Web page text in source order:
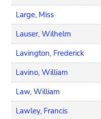
Large, Miss
Lauser, Wilhelm
Lavington, Frederick
Lavino, William
Law, William
Lawley, Francis